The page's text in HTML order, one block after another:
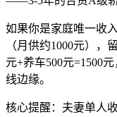
如果你是家庭唯一收
（月供约1000元），
元+养车500元=1500
线边缘。
核心提醒：夫妻单人